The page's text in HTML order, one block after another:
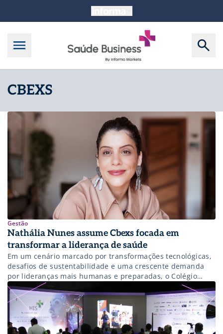
CBEXS
Gestão
Nathália Nunes assume Cbexs focada em
transformar a liderança de saúde
Em um cenário marcado por transformações tecnológicas,
desafios de sustentabilidade e uma crescente demanda
por lideranças mais humanas e preparadas, o Colégio
Brasileiro de Executivos em Saúde (Cbexs) anuncia uma
nova etapa sob a liderança de Nathália Nunes, executiva
com trajetória voltada à articulação de lideranças e
fortalecimento de ecossistemas colaborativos. Com
formação executiva pela […]